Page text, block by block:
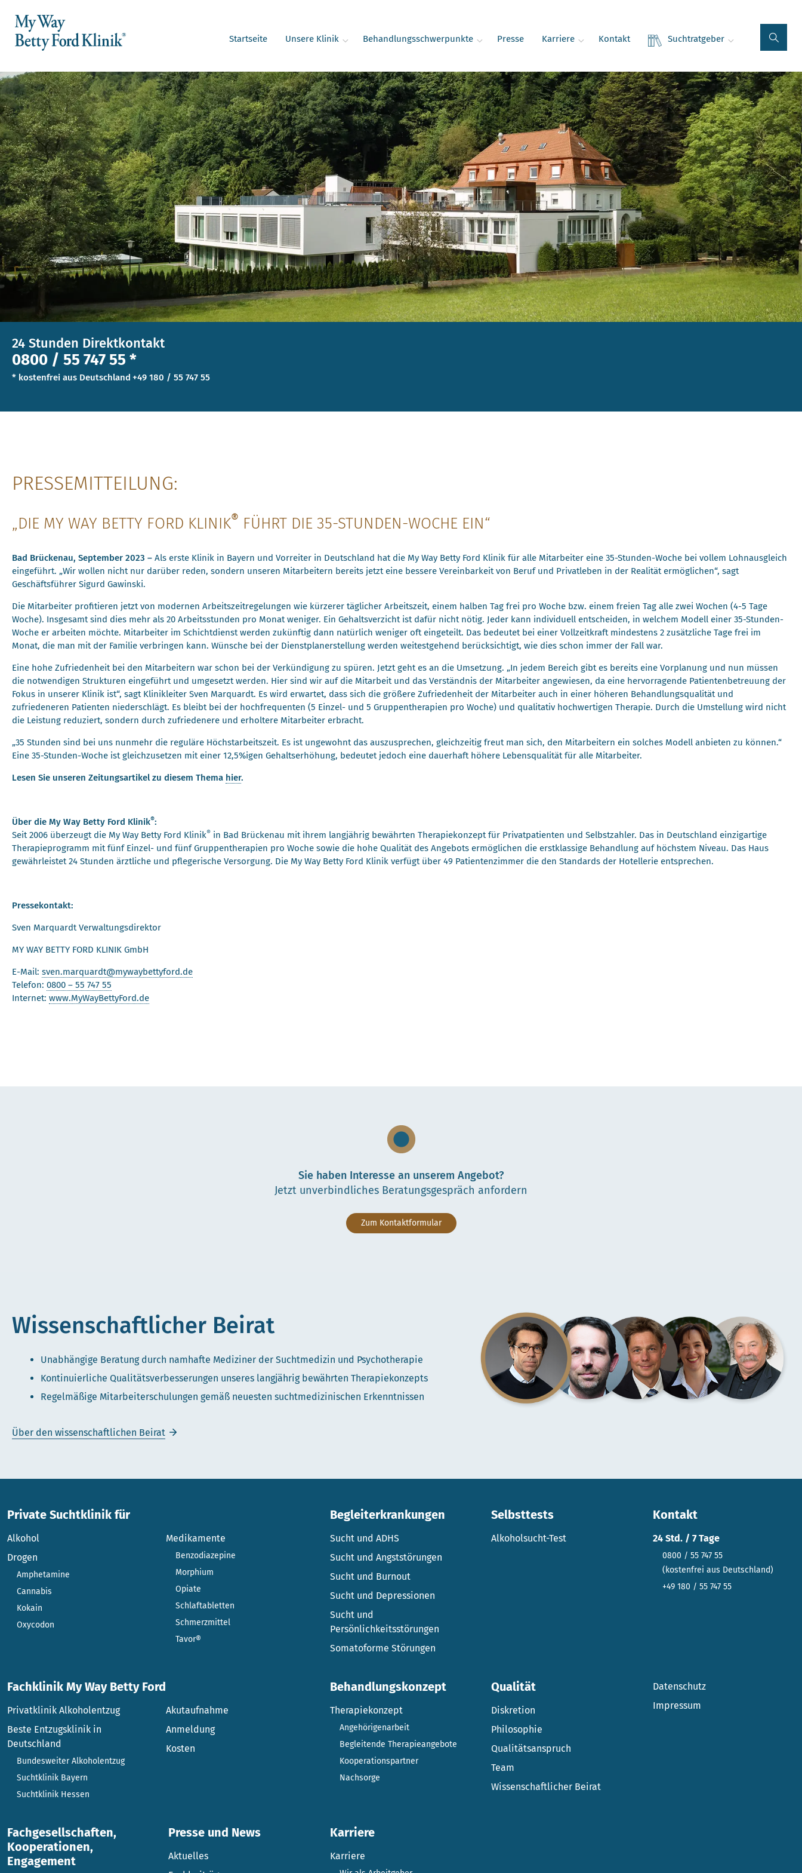
Startseite Unsere Klinik Behandlungsschwerpunkte Presse Karriere Kontakt Suchtratgeber
24 Stunden Direktkontakt
0800 / 55 747 55 *
* kostenfrei aus Deutschland +49 180 / 55 747 55
PRESSEMITTEILUNG:
„DIE MY WAY BETTY FORD KLINIK® FÜHRT DIE 35-STUNDEN-WOCHE EIN“
Bad Brückenau, September 2023 – Als erste Klinik in Bayern und Vorreiter in Deutschland hat die My Way Betty Ford Klinik für alle Mitarbeiter eine 35-Stunden-Woche bei vollem Lohnausgleich
eingeführt. „Wir wollen nicht nur darüber reden, sondern unseren Mitarbeitern bereits jetzt eine bessere Vereinbarkeit von Beruf und Privatleben in der Realität ermöglichen“, sagt
Geschäftsführer Sigurd Gawinski.
Die Mitarbeiter profitieren jetzt von modernen Arbeitszeitregelungen wie kürzerer täglicher Arbeitszeit, einem halben Tag frei pro Woche bzw. einem freien Tag alle zwei Wochen (4-5 Tage
Woche). Insgesamt sind dies mehr als 20 Arbeitsstunden pro Monat weniger. Ein Gehaltsverzicht ist dafür nicht nötig. Jeder kann individuell entscheiden, in welchem Modell einer 35-Stunden-
Woche er arbeiten möchte. Mitarbeiter im Schichtdienst werden zukünftig dann natürlich weniger oft eingeteilt. Das bedeutet bei einer Vollzeitkraft mindestens 2 zusätzliche Tage frei im
Monat, die man mit der Familie verbringen kann. Wünsche bei der Dienstplanerstellung werden weitestgehend berücksichtigt, wie dies schon immer der Fall war.
Eine hohe Zufriedenheit bei den Mitarbeitern war schon bei der Verkündigung zu spüren. Jetzt geht es an die Umsetzung. „In jedem Bereich gibt es bereits eine Vorplanung und nun müssen
die notwendigen Strukturen eingeführt und umgesetzt werden. Hier sind wir auf die Mitarbeit und das Verständnis der Mitarbeiter angewiesen, da eine hervorragende Patientenbetreuung der
Fokus in unserer Klinik ist“, sagt Klinikleiter Sven Marquardt. Es wird erwartet, dass sich die größere Zufriedenheit der Mitarbeiter auch in einer höheren Behandlungsqualität und
zufriedeneren Patienten niederschlägt. Es bleibt bei der hochfrequenten (5 Einzel- und 5 Gruppentherapien pro Woche) und qualitativ hochwertigen Therapie. Durch die Umstellung wird nicht
die Leistung reduziert, sondern durch zufriedenere und erholtere Mitarbeiter erbracht.
„35 Stunden sind bei uns nunmehr die reguläre Höchstarbeitszeit. Es ist ungewohnt das auszusprechen, gleichzeitig freut man sich, den Mitarbeitern ein solches Modell anbieten zu können.“
Eine 35-Stunden-Woche ist gleichzusetzen mit einer 12,5%igen Gehaltserhöhung, bedeutet jedoch eine dauerhaft höhere Lebensqualität für alle Mitarbeiter.
Lesen Sie unseren Zeitungsartikel zu diesem Thema hier.
Über die My Way Betty Ford Klinik®:
Seit 2006 überzeugt die My Way Betty Ford Klinik® in Bad Brückenau mit ihrem langjährig bewährten Therapiekonzept für Privatpatienten und Selbstzahler. Das in Deutschland einzigartige
Therapieprogramm mit fünf Einzel- und fünf Gruppentherapien pro Woche sowie die hohe Qualität des Angebots ermöglichen die erstklassige Behandlung auf höchstem Niveau. Das Haus
gewährleistet 24 Stunden ärztliche und pflegerische Versorgung. Die My Way Betty Ford Klinik verfügt über 49 Patientenzimmer die den Standards der Hotellerie entsprechen.
Pressekontakt:
Sven Marquardt Verwaltungsdirektor
MY WAY BETTY FORD KLINIK GmbH
E-Mail: sven.marquardt@mywaybettyford.de
Telefon: 0800 – 55 747 55
Internet: www.MyWayBettyFord.de
Sie haben Interesse an unserem Angebot?
Jetzt unverbindliches Beratungsgespräch anfordern
Zum Kontaktformular
Wissenschaftlicher Beirat
Unabhängige Beratung durch namhafte Mediziner der Suchtmedizin und Psychotherapie
Kontinuierliche Qualitätsverbesserungen unseres langjährig bewährten Therapiekonzepts
Regelmäßige Mitarbeiterschulungen gemäß neuesten suchtmedizinischen Erkenntnissen
Über den wissenschaftlichen Beirat
Private Suchtklinik für
Alkohol
Drogen
Amphetamine
Cannabis
Kokain
Oxycodon
Medikamente
Benzodiazepine
Morphium
Opiate
Schlaftabletten
Schmerzmittel
Tavor®
Begleiterkrankungen
Sucht und ADHS
Sucht und Angststörungen
Sucht und Burnout
Sucht und Depressionen
Sucht und
Persönlichkeitsstörungen
Somatoforme Störungen
Selbsttests
Alkoholsucht-Test
Kontakt
24 Std. / 7 Tage
0800 / 55 747 55
(kostenfrei aus Deutschland)
+49 180 / 55 747 55
Fachklinik My Way Betty Ford
Privatklinik Alkoholentzug
Beste Entzugsklinik in
Deutschland
Bundesweiter Alkoholentzug
Suchtklinik Bayern
Suchtklinik Hessen
Akutaufnahme
Anmeldung
Kosten
Behandlungskonzept
Therapiekonzept
Angehörigenarbeit
Begleitende Therapieangebote
Kooperationspartner
Nachsorge
Qualität
Diskretion
Philosophie
Qualitätsanspruch
Team
Wissenschaftlicher Beirat
Datenschutz
Impressum
Fachgesellschaften,
Kooperationen,
Engagement
Presse und News
Aktuelles
Karriere
Karriere